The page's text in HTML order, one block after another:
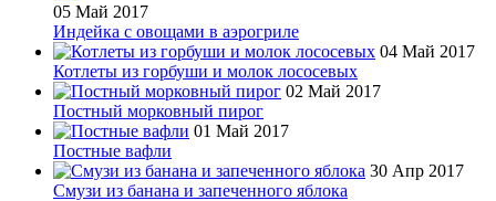
05 Май 2017
Индейка с овощами в аэрогриле
04 Май 2017
Котлеты из горбуши и молок лососевых
02 Май 2017
Постный морковный пирог
01 Май 2017
Постные вафли
30 Апр 2017
Смузи из банана и запеченного яблока